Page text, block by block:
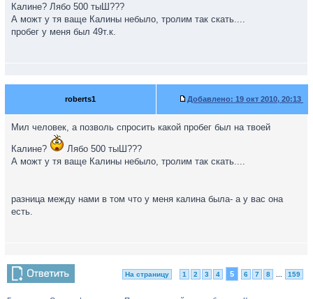
Калине? Лябо 500 тыШ???
А можт у тя ваще Калины небыло, тролим так скать....
пробег у меня был 49т.к.
roberts1 Добавлено: 19 окт 2010, 20:13
Мил человек, а позволь спросить какой пробег был на твоей
Калине?
Лябо 500 тыШ???
А можт у тя ваще Калины небыло, тролим так скать....
разница между нами в том что у меня калина была- а у вас она
есть.
На страницу 1 2 3 4 5 6 7 8 159